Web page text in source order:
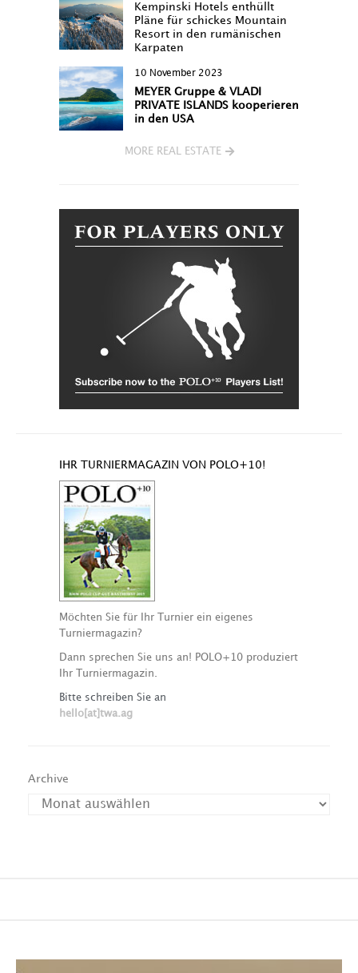
Kempinski Hotels enthüllt
Pläne für schickes Mountain
Resort in den rumänischen
Karpaten
10 November 2023
MEYER Gruppe & VLADI
PRIVATE ISLANDS kooperieren
in den USA
MORE REAL ESTATE
IHR TURNIERMAGAZIN VON POLO+10!
Möchten Sie für Ihr Turnier ein eigenes
Turniermagazin?
Dann sprechen Sie uns an! POLO+10 produziert
Ihr Turniermagazin.
Bitte schreiben Sie an
hello[at]twa.ag
Archive